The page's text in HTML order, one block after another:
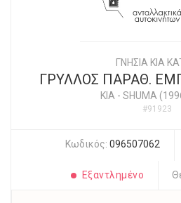
ΓΝΗΣΙΑ KIA
ΓΡΥΛΛΟΣ ΠΑΡΑΘ.
KIA - SHUMA
#91923
Κωδικός: 096507062
Εξαντλημένο